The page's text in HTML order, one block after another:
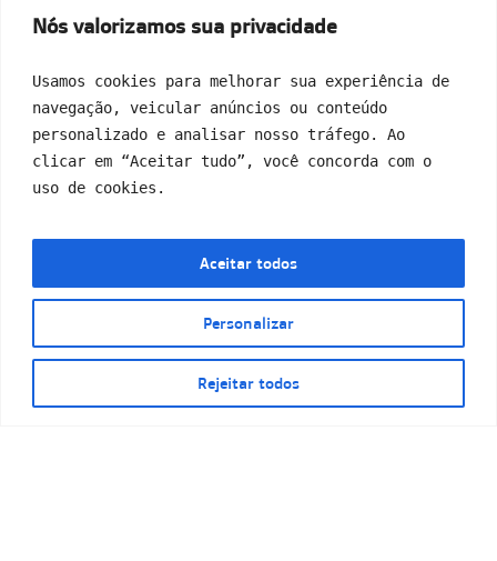
Nós valorizamos sua privacidade
Usamos cookies para melhorar sua experiência de
navegação, veicular anúncios ou conteúdo
personalizado e analisar nosso tráfego. Ao
clicar em “Aceitar tudo”, você concorda com o
uso de cookies.
Personalizar
Rejeitar todos
Aceitar todos
Casa 2 quartos com suíte